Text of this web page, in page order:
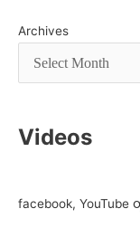
Archives
Videos
facebook,